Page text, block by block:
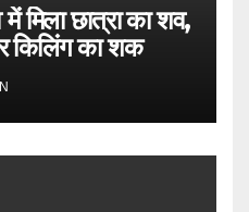
मिला छात्रा का शव,
किलिंग का शक